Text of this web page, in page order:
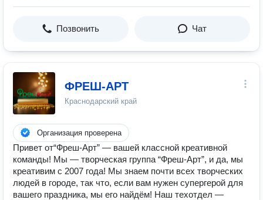
Позвонить Чат
ФРЕШ-АРТ
Краснодарский край
Организация проверена
Привет от“Фреш-Арт” — вашей классной креативной
команды! Мы — творческая группа “Фреш-Арт”, и да, мы
креативим с 2007 года! Мы знаем почти всех творческих
людей в городе, так что, если вам нужен супергерой для
вашего праздника, мы его найдём! Наш техотдел —